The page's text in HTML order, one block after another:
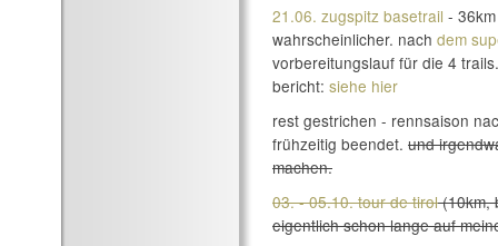
21.06. zugspitz basetrail -
wahrscheinlicher. nach dem
vorbereitungslauf für die 4
bericht: siehe hier
rest gestrichen - rennsaison
frühzeitig beendet. und
machen.
03. - 05.10. tour de tirol(10km,
eigentlich schon lange auf